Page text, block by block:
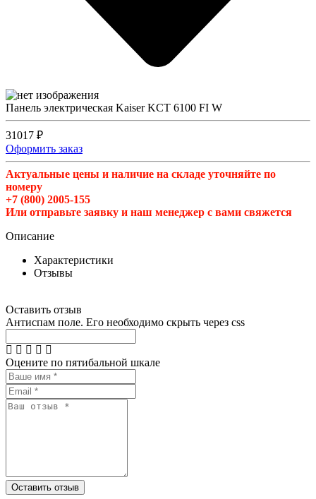
Панель электрическая Kaiser KCT 6100 FI W
31017 ₽
Оформить заказ
Актуальные цены и наличие на складе уточняйте по
номеру
+7 (800) 2005-155
Или отправьте заявку и наш менеджер с вами свяжется
Описание
Характеристики
Отзывы
Оставить отзыв
Антиспам поле. Его необходимо скрыть через css
Оцените по пятибальной шкале